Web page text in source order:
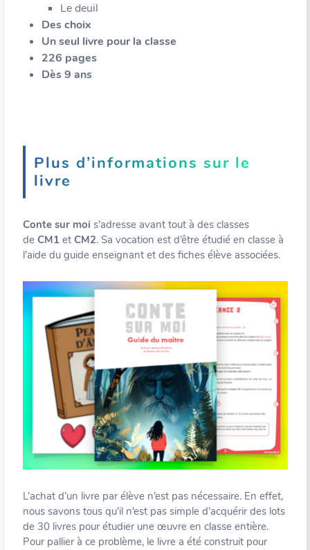
Le deuil
Des choix
Un seul livre pour la classe
226 pages
Dès 9 ans
Plus d’informations sur le
livre
Conte sur moi s’adresse avant tout à des classes
de CM1 et CM2. Sa vocation est d’être étudié en classe à
l’aide du guide enseignant et des fiches élève associées.
L’achat d’un livre par élève n’est pas nécessaire. En effet,
nous savons tous qu’il n’est pas simple d’acquérir des lots
de 30 livres pour étudier une œuvre en classe entière.
Pour pallier à ce problème, le livre a été construit pour